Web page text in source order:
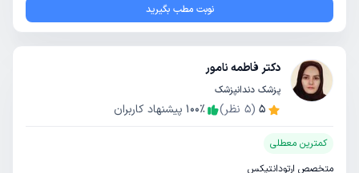
نوبت مطب بگیرید
دکتر فاطمه نامور
پزشک دندانپزشک
5
(
5 نظر) 100٪ پیشنهاد کاربران
کمترین معطلی
متخصص ارتودانتیکس